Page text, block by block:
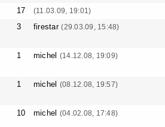
17 (11.03.09, 19:01)
3 firestar(29.03.09, 15:48)
1 michel (14.12.08, 19:09)
1 michel (08.12.08, 19:57)
10 michel (04.02.08, 17:48)